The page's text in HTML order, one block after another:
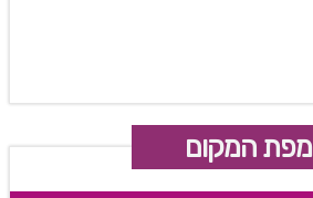
מפת המקום